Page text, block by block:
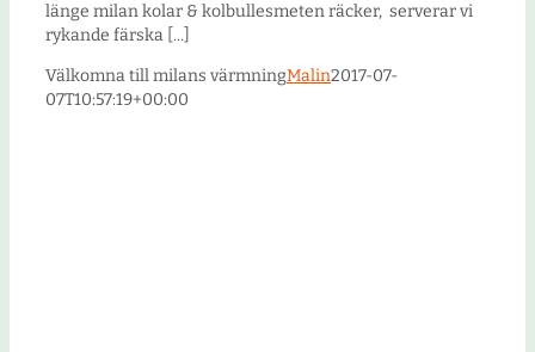
länge milan kolar & kolbullesmeten räcker, serverar vi
rykande färska [...]
Välkomna till milans värmningMalin2017-07-
07T10:57:19+00:00